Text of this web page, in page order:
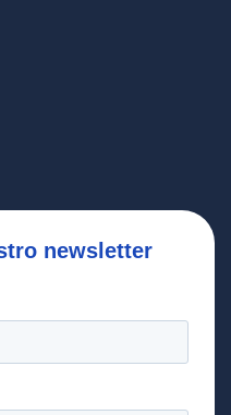
newsletter